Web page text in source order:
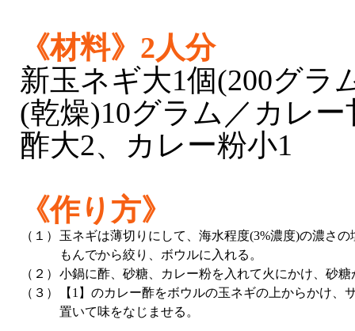
《材料》2人分
新玉ネギ大1個(200グラ
(乾燥)10グラム／カレ
酢大2、カレー粉小1
《作り方》
（１）
玉ネギは薄切りにして、海水程度(3%濃度)の濃さ
もんでから絞り、ボウルに入れる。
（２） 小鍋に酢、砂糖、カレー粉を入れて火にかけ、砂
（３）
【1】のカレー酢をボウルの玉ネギの上からかけ
置いて味をなじませる。